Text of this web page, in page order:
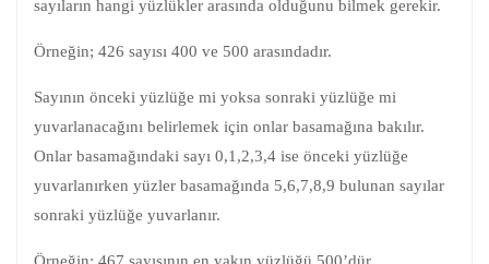
sayıların hangi yüzlükler arasında olduğunu bilmek gerekir.
Örneğin; 426 sayısı 400 ve 500 arasındadır.
Sayının önceki yüzlüğe mi yoksa sonraki yüzlüğe mi
yuvarlanacağını belirlemek için onlar basamağına bakılır.
Onlar basamağındaki sayı 0,1,2,3,4 ise önceki yüzlüğe
yuvarlanırken yüzler basamağında 5,6,7,8,9 bulunan sayılar
sonraki yüzlüğe yuvarlanır.
Örneğin; 467 sayısının en yakın yüzlüğü 500’dür.